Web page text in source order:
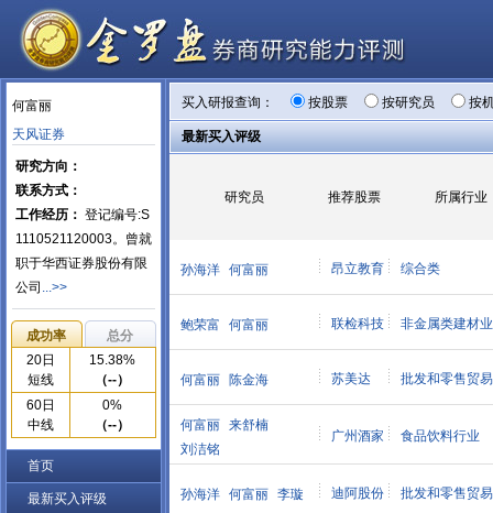
何富丽
天风证券
研究方向：
联系方式：
工作经历： 登记编号:S
1110521120003。曾就
职于华西证券股份有限
公司 ...>>
成功率
总分
20日
短线
15.38%
（--）
60日
中线
0%
（--）
首页
最新买入评级
买入研报查询： 按股票 按研究员 按
最新买入评级
研究员 推荐股票 所属行业
孙海洋 何富丽 昂立教育 综合类
鲍荣富 何富丽 联检科技 非金属类建材业
何富丽 陈金海 苏美达 批发和零售贸易
何富丽 来舒楠
刘洁铭
广州酒家 食品饮料行业
孙海洋 何富丽 李璇 迪阿股份 批发和零售贸易